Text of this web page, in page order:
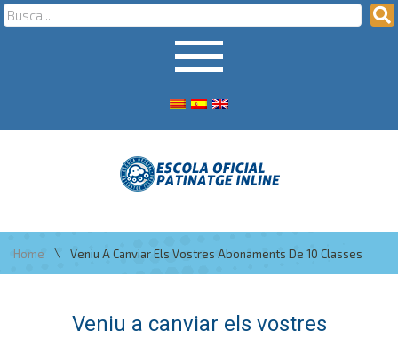
Home \ Veniu A Canviar Els Vostres Abonaments De 10 Classes
Veniu a canviar els vostres